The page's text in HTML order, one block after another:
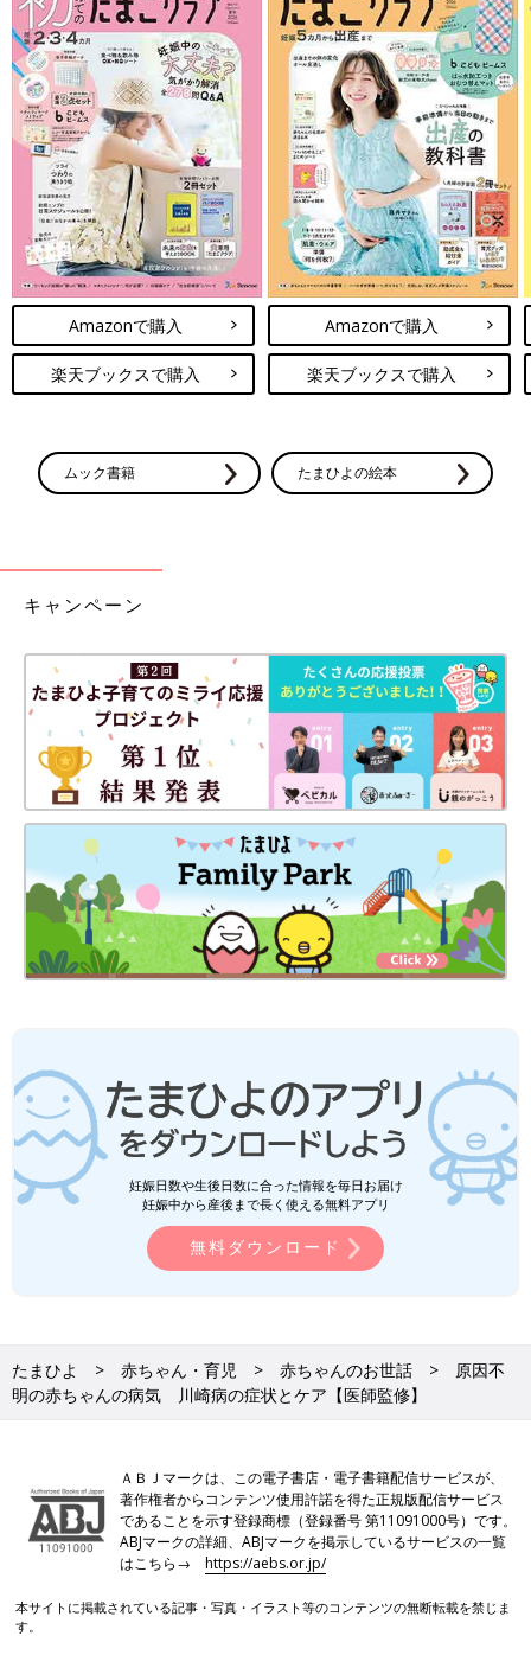
Amazonで購入
楽天ブックスで購入
Amazonで購入
楽天ブックスで購入
ムック書籍 たまひよの絵本
キャンペーン
妊娠日数や生後日数に合った情報を毎日お届け
妊娠中から産後まで長く使える無料アプリ
無料ダウンロード
たまひよ 赤ちゃん・育児 赤ちゃんのお世話
原因不
明の赤ちゃんの病気 川崎病の症状とケア【医師監修】
ＡＢＪマークは、この電子書店・電子書籍配信サービスが、
著作権者からコンテンツ使用許諾を得た正規版配信サービス
であることを示す登録商標（登録番号 第11091000号）です。
ABJマークの詳細、ABJマークを掲示しているサービスの一覧
はこちら→https://aebs.or.jp/
本サイトに掲載されている記事・写真・イラスト等のコンテンツの無断転載を禁じま
す。